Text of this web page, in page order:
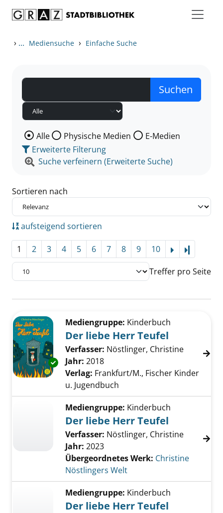
› ... Mediensuche › Einfache Suche
Wählen Sie die Medienart nach der Sie suchen wollen.
Alle Physische Medien
E-Medien
Erweiterte Filterung
Suche verfeinern (Erweiterte Suche)
Sortieren nach
aufsteigend sortieren
1 2 3 4 5 6 7 8 9 10
Treffer pro Seite
Zu den Suchfiltern springen
Exemplar-Details von Der liebe Herr Teufel
Mediengruppe: Kinderbuch
Der liebe Herr Teufel
Verfasser: Nöstlinger, Christine Suche
Jahr: 2018
Verlag: Frankfurt/M., Fischer Kinder
u. Jugendbuch
Mediengruppe: Kinderbuch
Der liebe Herr Teufel
Verfasser: Nöstlinger, Christine
Jahr: 2023
Übergeordnetes Werk: Christine
Nöstlingers Welt
Mediengruppe: Kinderbuch
Der liebe Herr Teufel